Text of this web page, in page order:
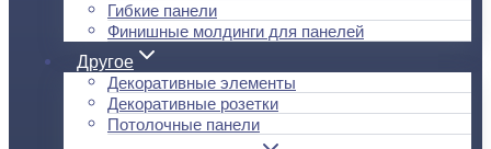
Гибкие панели
Финишные молдинги для панелей
Другое
Декоративные элементы
Декоративные розетки
Потолочные панели